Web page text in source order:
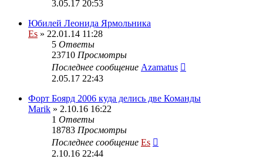
3.05.17 20:53
Юбилей Леонида Ярмольника
Es » 22.01.14 11:28
5 Ответы
23710 Просмотры
Последнее сообщение Azamatus
2.05.17 22:43
Форт Боярд 2006 куда делись две Команды
Marik » 2.10.16 16:22
1 Ответы
18783 Просмотры
Последнее сообщение Es
2.10.16 22:44